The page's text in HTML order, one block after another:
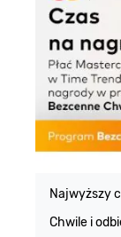
Najwyższy
Chwile i